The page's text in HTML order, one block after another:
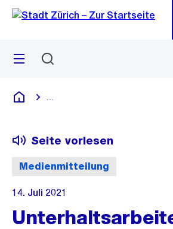
Navigation
Sprunglink
Menü
Deutsch
Medienmitteilung
Seite vorlesen
14. Juli 2021